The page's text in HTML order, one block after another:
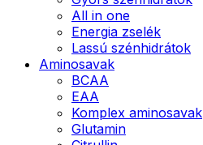
All in one
Energia zselék
Lassú szénhidrátok
Aminosavak
BCAA
EAA
Komplex aminosavak
Glutamin